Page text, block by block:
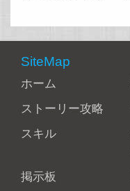
SiteMap
ホーム
ストーリー攻略
スキル
掲示板